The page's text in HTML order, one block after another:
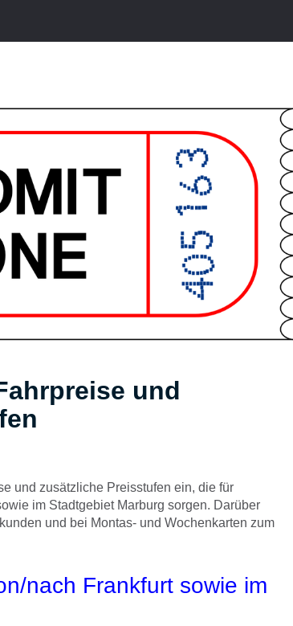
und
und zusätzliche Preisstufen ein, die für
im Stadtgebiet Marburg sorgen. Darüber
und bei Montas- und Wochenkarten zum
nach Frankfurt sowie im